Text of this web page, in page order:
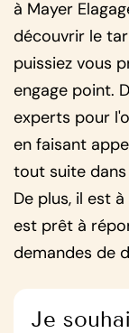
à Mayer
découvrir le
puissiez vous
engage point.
experts pour
en faisant
tout suite
De plus, il est
est prêt à
demandes de
Je